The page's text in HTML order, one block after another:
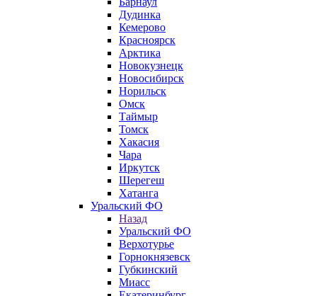
Дудинка
Кемерово
Красноярск
Арктика
Новокузнецк
Новосибирск
Норильск
Омск
Таймыр
Томск
Хакасия
Чара
Иркутск
Шерегеш
Хатанга
Уральский ФО
Назад
Уральский ФО
Верхотурье
Горнокнязевск
Губкинский
Миасс